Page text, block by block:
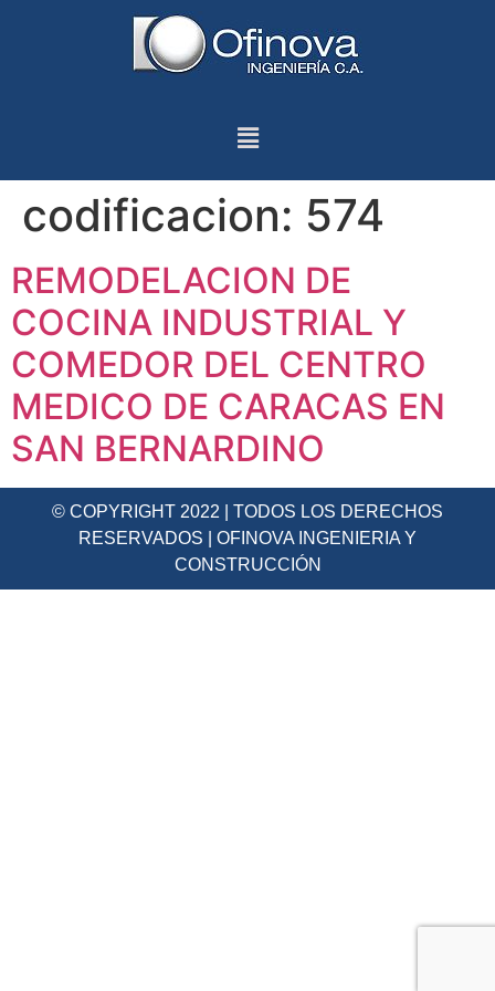
codificacion: 574
REMODELACION DE
COCINA INDUSTRIAL Y
COMEDOR DEL CENTRO
MEDICO DE CARACAS EN
SAN BERNARDINO
© COPYRIGHT 2022 | TODOS LOS DERECHOS
RESERVADOS | OFINOVA INGENIERIA Y
CONSTRUCCIÓN